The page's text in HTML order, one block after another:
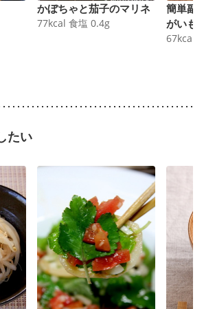
かぼちゃと茄子のマリネ
77kcal 食塩 0.4g
簡単副
がいも
67kcal
たい